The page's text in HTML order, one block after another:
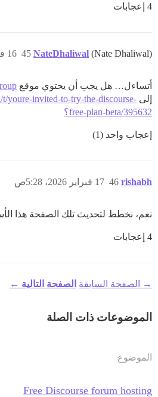
4 إعجابات
NateDhaliwal (Nate Dhaliwal) 16 فبراير 2026، 11:11م 45
أتساءل… هل يجب أن يحتوي موقع
إلى t/youre-invited-to-try-the-discourse-
free-plan-beta/395632؟
إعجاب واحد (1)
rishabh 17 فبراير 2026، 5:28ص 46
نعم، نخطط لتحديث تلك الصفحة هذا
4 إعجابات
→ الصفحة السابقة الصفحة التالية ←
الموضوعات ذات الصلة
الموضوع
Free Discourse forum hosting